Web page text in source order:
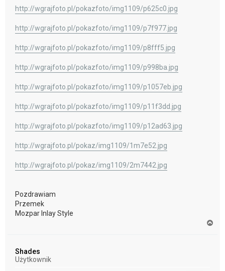
http://wgrajfoto.pl/pokazfoto/img1109/p625c0.jpg
http://wgrajfoto.pl/pokazfoto/img1109/p7f977.jpg
http://wgrajfoto.pl/pokazfoto/img1109/p8fff5.jpg
http://wgrajfoto.pl/pokazfoto/img1109/p998ba.jpg
http://wgrajfoto.pl/pokazfoto/img1109/p1057eb.jpg
http://wgrajfoto.pl/pokazfoto/img1109/p11f3dd.jpg
http://wgrajfoto.pl/pokazfoto/img1109/p12ad63.jpg
http://wgrajfoto.pl/pokaz/img1109/1m7e52.jpg
http://wgrajfoto.pl/pokaz/img1109/2m7442.jpg
Pozdrawiam
Przemek
Mozpar Inlay Style
Shades
Użytkownik